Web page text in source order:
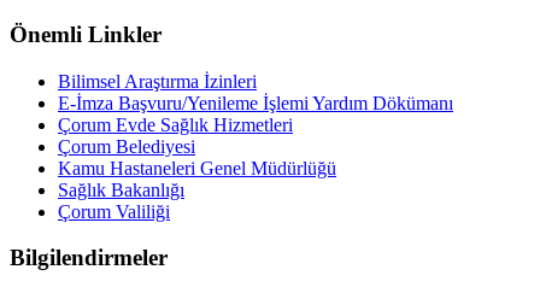
Önemli Linkler
Bilimsel Araştırma İzinleri
E-İmza Başvuru/Yenileme İşlemi Yardım Dökümanı
Çorum Evde Sağlık Hizmetleri
Çorum Belediyesi
Kamu Hastaneleri Genel Müdürlüğü
Sağlık Bakanlığı
Çorum Valiliği
Bilgilendirmeler